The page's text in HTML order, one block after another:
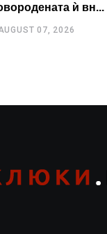
ѝ вн...
07, 2026